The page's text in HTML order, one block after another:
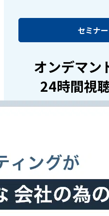
セミナ
オンデマン
24時間視